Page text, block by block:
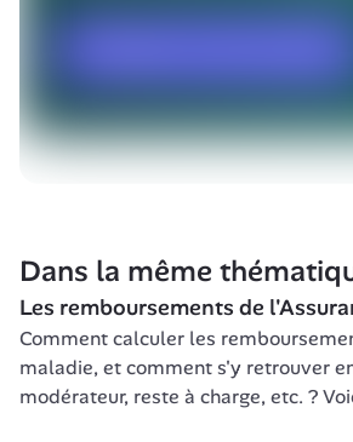
Dans la même
Les remboursements de
Comment calculer les
maladie, et comment s'y retrouver
modérateur, reste à charge, etc. ?